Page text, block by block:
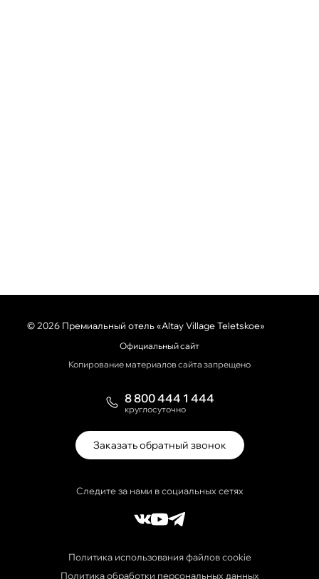
© 2026 Премиальный отель «Altay Village Teletskoe»
Официальный сайт
Копирование материалов сайта запрещено
8 800 444 1 444
круглосуточно
Заказать обратный звонок
Следите за нами в социальных сетях
Политика использования файлов cookie
Политика обработки персональных данных